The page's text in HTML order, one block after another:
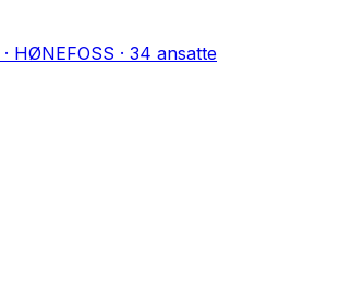
· HØNEFOSS · 34 ansatte